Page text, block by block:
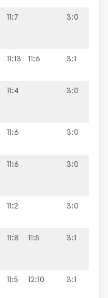
11:7 3:0
11:13 11:6 3:1
11:4 3:0
11:6 3:0
11:6 3:0
11:2 3:0
11:8 11:5 3:1
11:5 12:10 3:1